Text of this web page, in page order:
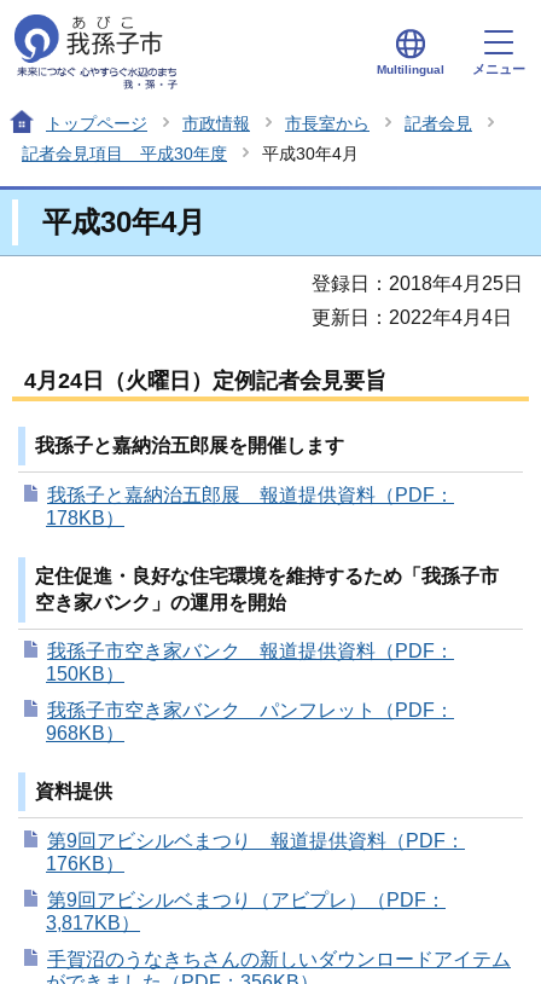
Multilingual メニュー
トップページ 市政情報 市長室から
記者会見
記者会見項目 平成30年度
平成30年4月
平成30年4月
登録日：2018年4月25日
更新日：2022年4月4日
4月24日（火曜日）定例記者会見要旨
我孫子と嘉納治五郎展を開催します
我孫子と嘉納治五郎展 報道提供資料（PDF：
178KB）
定住促進・良好な住宅環境を維持するため「我孫子市
空き家バンク」の運用を開始
我孫子市空き家バンク 報道提供資料（PDF：
150KB）
我孫子市空き家バンク パンフレット（PDF：
968KB）
資料提供
第9回アビシルベまつり 報道提供資料（PDF：
176KB）
第9回アビシルベまつり（アビプレ）（PDF：
3,817KB）
手賀沼のうなきちさんの新しいダウンロードアイテム